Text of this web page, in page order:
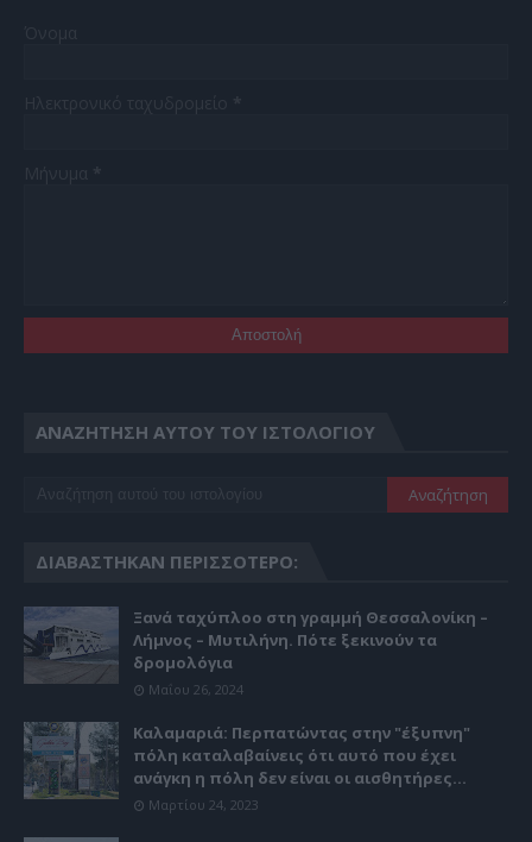
ΑΝΑΖΉΤΗΣΗ ΑΥΤΟΎ ΤΟΥ ΙΣΤΟΛΟΓΊΟΥ
ΔΙΑΒΆΣΤΗΚΑΝ ΠΕΡΙΣΣΌΤΕΡΟ:
Ξανά ταχύπλοο στη γραμμή Θεσσαλονίκη –
Λήμνος – Μυτιλήνη. Πότε ξεκινούν τα
δρομολόγια
Μαΐου 26, 2024
Καλαμαριά: Περπατώντας στην "έξυπνη"
πόλη καταλαβαίνεις ότι αυτό που έχει
ανάγκη η πόλη δεν είναι οι αισθητήρες...
Μαρτίου 24, 2023